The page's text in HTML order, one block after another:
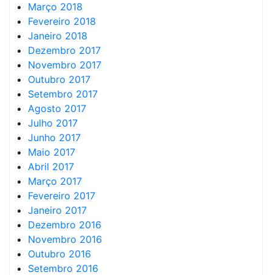
Março 2018
Fevereiro 2018
Janeiro 2018
Dezembro 2017
Novembro 2017
Outubro 2017
Setembro 2017
Agosto 2017
Julho 2017
Junho 2017
Maio 2017
Abril 2017
Março 2017
Fevereiro 2017
Janeiro 2017
Dezembro 2016
Novembro 2016
Outubro 2016
Setembro 2016